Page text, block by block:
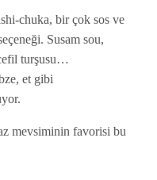
chuka, bir çok sos ve
Susam sou,
turşusu…
et gibi
mevsiminin favorisi bu